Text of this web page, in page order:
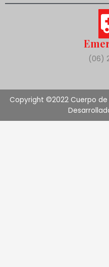
(06)
Copyright ©2022 Cuerpo de